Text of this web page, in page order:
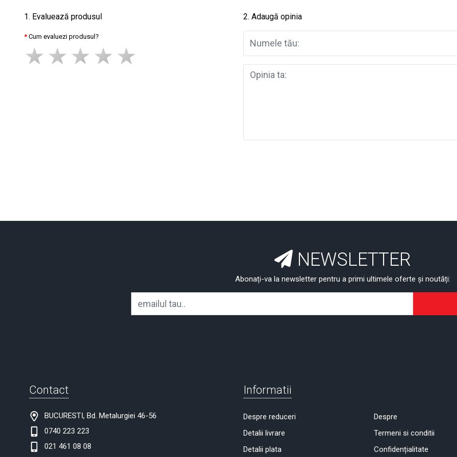
1. Evaluează produsul
Cum evaluezi produsul?
2. Adaugă opinia
NEWSLETTER
Abonați-va la newsletter pentru a primi ultimele oferte și noutăți:
Contact
BUCURESTI, Bd. Metalurgiei 46-56
0740 223 223
021 461 08 08
Informatii
Despre reduceri
Detalii livrare
Detalii plata
Despre
Termeni si conditii
Confidențialitate